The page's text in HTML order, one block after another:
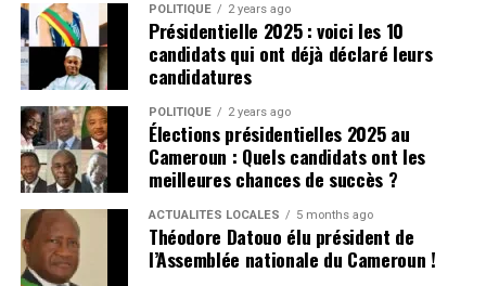
POLITIQUE 2 years ago
Présidentielle 2025 : voici les 10
candidats qui ont déjà déclaré leurs
candidatures
POLITIQUE 2 years ago
Élections présidentielles 2025 au
Cameroun : Quels candidats ont les
meilleures chances de succès ?
ACTUALITÉS LOCALES 5 months ago
Théodore Datouo élu président de
l’Assemblée nationale du Cameroun !